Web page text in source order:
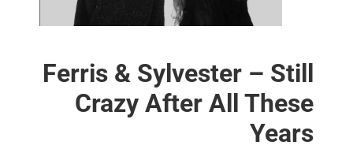
Ferris & Sylvester –
Crazy After All